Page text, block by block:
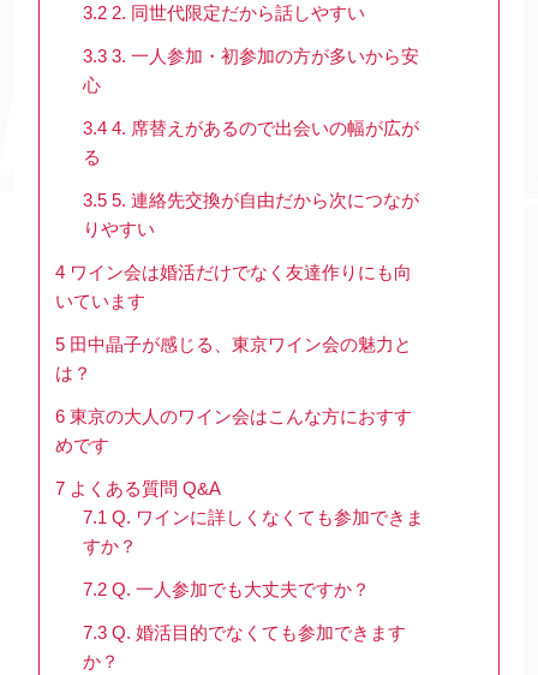
3.22. 同世代限定だから話しやすい
3.33. 一人参加・初参加の方が多いから安
心
3.44. 席替えがあるので出会いの幅が広が
る
3.55. 連絡先交換が自由だから次につなが
りやすい
4 ワイン会は婚活だけでなく友達作りにも向
いています
5 田中晶子が感じる、東京ワイン会の魅力と
は？
6 東京の大人のワイン会はこんな方におすす
めです
7 よくある質問 Q&A
7.1 Q. ワインに詳しくなくても参加できま
すか？
7.2Q. 一人参加でも大丈夫ですか？
7.3Q. 婚活目的でなくても参加できます
か？